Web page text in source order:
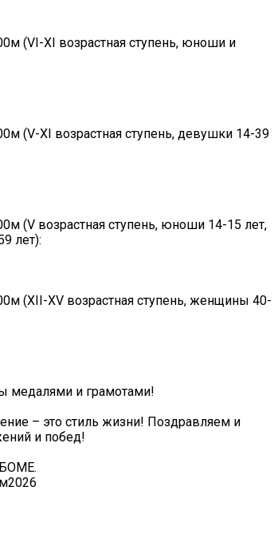
(VI-XI возрастная ступень, юноши и
(V-XI возрастная ступень, девушки 14-39
(V возрастная ступень, юноши 14-15 лет,
лет):
(XII-XV возрастная ступень, женщины 40-
медалями и грамотами!
– это стиль жизни! Поздравляем и
и побед!